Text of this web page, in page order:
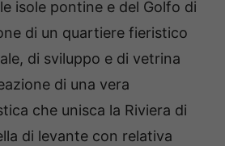
isole pontine e del Golfo di
di un quartiere fieristico
di sviluppo e di vetrina
di una vera
che unisca la Riviera di
di levante con relativa